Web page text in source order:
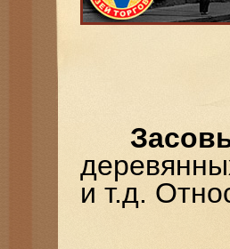
и т.д.